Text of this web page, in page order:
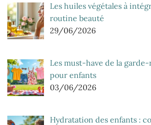
Les huiles végétales à
routine beauté
29/06/2026
Les must-have de la
pour enfants
03/06/2026
Hydratation des enfants :